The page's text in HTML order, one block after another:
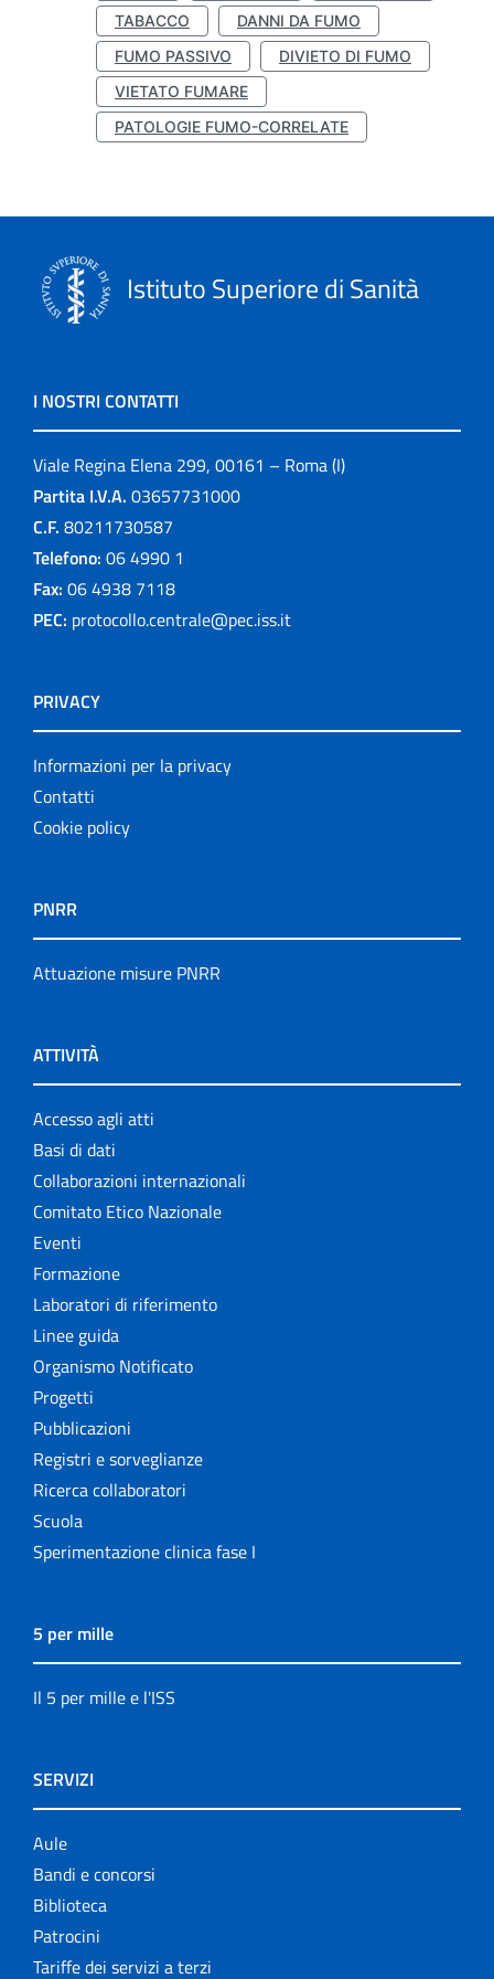
TABACCO
DANNI DA FUMO
FUMO PASSIVO
DIVIETO DI FUMO
VIETATO FUMARE
PATOLOGIE FUMO-CORRELATE
Istituto Superiore di Sanità
I NOSTRI CONTATTI
Viale Regina Elena 299, 00161 – Roma (I)
Partita I.V.A. 03657731000
C.F. 80211730587
Telefono: 06 4990 1
Fax: 06 4938 7118
PEC: protocollo.centrale@pec.iss.it
PRIVACY
Informazioni per la privacy
Contatti
Cookie policy
PNRR
Attuazione misure PNRR
ATTIVITÀ
Accesso agli atti
Basi di dati
Collaborazioni internazionali
Comitato Etico Nazionale
Eventi
Formazione
Laboratori di riferimento
Linee guida
Organismo Notificato
Progetti
Pubblicazioni
Registri e sorveglianze
Ricerca collaboratori
Scuola
Sperimentazione clinica fase I
5 per mille
Il 5 per mille e l'ISS
SERVIZI
Aule
Bandi e concorsi
Biblioteca
Patrocini
Tariffe dei servizi a terzi